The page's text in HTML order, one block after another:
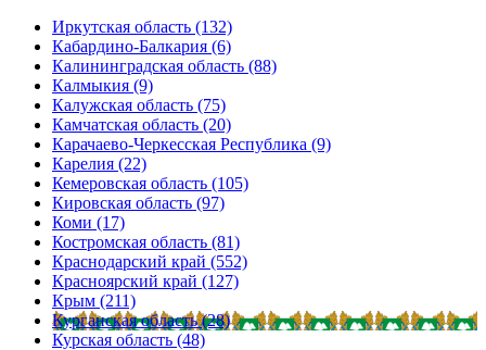
Иркутская область (132)
Кабардино-Балкария (6)
Калининградская область (88)
Калмыкия (9)
Калужская область (75)
Камчатская область (20)
Карачаево-Черкесская Республика (9)
Карелия (22)
Кемеровская область (105)
Кировская область (97)
Коми (17)
Костромская область (81)
Краснодарский край (552)
Красноярский край (127)
Крым (211)
Курганская область (28)
Курская область (48)